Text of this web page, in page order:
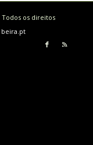
os direitos
beira.pt